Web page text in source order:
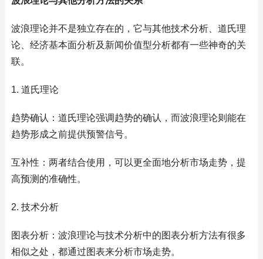
波浪理论并不是独立存在的，它与其他技术分析、道氏理
论、经济基本面分析及新闻价值型分析都有一些神奇的关
联。
1. 道氏理论
趋势确认：道氏理论强调趋势的确认，而波浪理论则能在
趋势形成之前提供预警信号。
互补性：两者结合使用，可以更全面地分析市场走势，提
高预测的准确性。
2. 技术分析
图表分析：波浪理论与技术分析中的图表分析方法有很多
相似之处，都通过图表来分析市场走势。